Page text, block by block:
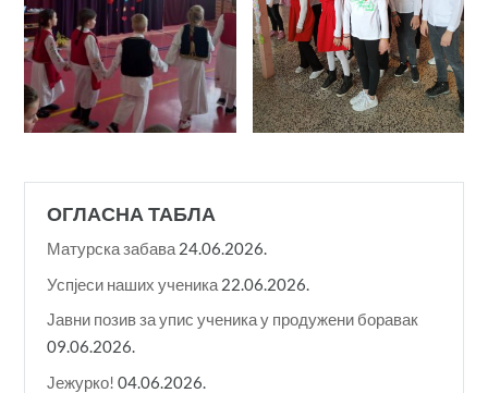
ОГЛАСНА ТАБЛА
Матурска забава 24.06.2026.
Успјеси наших ученика 22.06.2026.
Јавни позив за упис ученика у продужени боравак
09.06.2026.
Јежурко! 04.06.2026.